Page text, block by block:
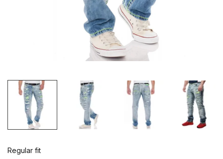
Regular fit